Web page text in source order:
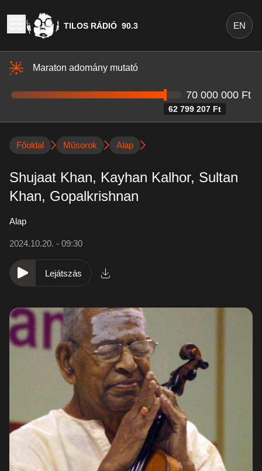
TILOS RÁDIÓ 90.3 EN
Maraton adomány mutató
62 799 207 Ft
70 000 000 Ft
Főoldal Műsorok Alap
Shujaat Khan, Kayhan Kalhor, Sultan
Khan, Gopalkrishnan
Alap
2024.10.20. - 09:30
Lejátszás